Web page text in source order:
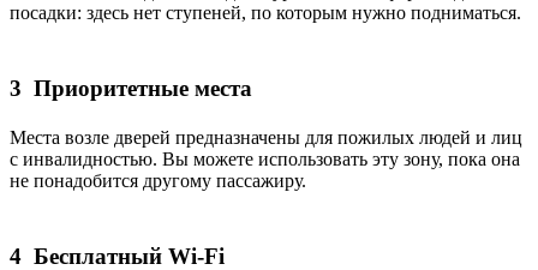
посадки: здесь нет ступеней, по которым нужно подниматься.
3 Приоритетные места
Места возле дверей предназначены для пожилых людей и лиц
с инвалидностью. Вы можете использовать эту зону, пока она
не понадобится другому пассажиру.
4 Бесплатный Wi-Fi